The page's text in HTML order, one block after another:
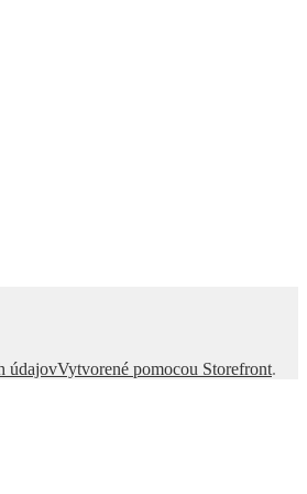
údajovVytvorené pomocou Storefront.